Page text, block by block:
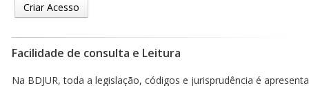
Criar Acesso
Facilidade de consulta e Leitura
Na BDJUR, toda a legislação, códigos e jurisprudência é